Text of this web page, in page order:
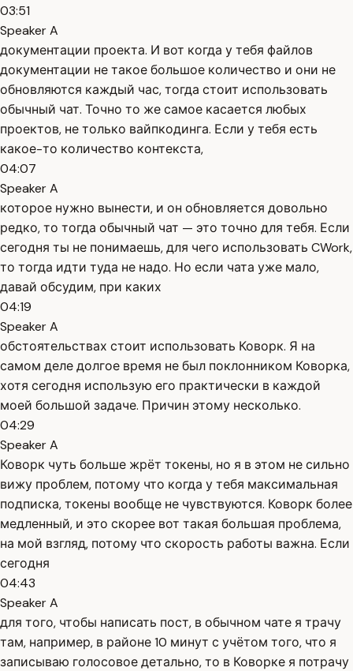
03:51
Speaker A
документации проекта. И вот когда у тебя файлов
документации не такое большое количество и они не
обновляются каждый час, тогда стоит использовать
обычный чат. Точно то же самое касается любых
проектов, не только вайпкодинга. Если у тебя есть
какое-то количество контекста,
04:07
Speaker A
которое нужно вынести, и он обновляется довольно
редко, то тогда обычный чат — это точно для тебя. Если
сегодня ты не понимаешь, для чего использовать CWork,
то тогда идти туда не надо. Но если чата уже мало,
давай обсудим, при каких
04:19
Speaker A
обстоятельствах стоит использовать Коворк. Я на
самом деле долгое время не был поклонником Коворка,
хотя сегодня использую его практически в каждой
моей большой задаче. Причин этому несколько.
04:29
Speaker A
Коворк чуть больше жрёт токены, но я в этом не сильно
вижу проблем, потому что когда у тебя максимальная
подписка, токены вообще не чувствуются. Коворк более
медленный, и это скорее вот такая большая проблема,
на мой взгляд, потому что скорость работы важна. Если
сегодня
04:43
Speaker A
для того, чтобы написать пост, в обычном чате я трачу
там, например, в районе 10 минут с учётом того, что я
записываю голосовое детально, то в Коворке я потрачу